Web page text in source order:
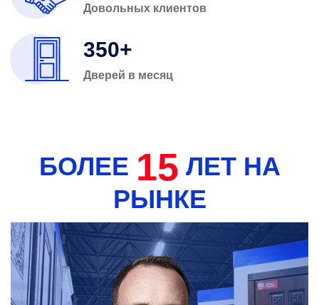
Довольных клиентов
350
Дверей в месяц
БОЛЕЕ 15 ЛЕТ НА
РЫНКЕ